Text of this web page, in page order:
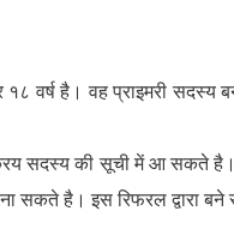
१८ वर्ष है। वह प्राइमरी
सदस्य की सूची में आ सकते है।
सकते है। इस रिफरल द्वारा